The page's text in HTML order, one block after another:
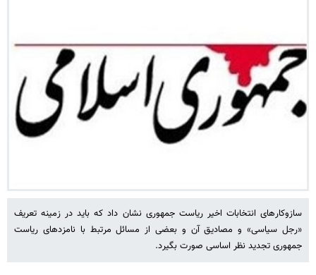
سازوکارهای انتخابات اخیر ریاست‌ جمهوری نشان داد که باید در زمینه تعریف
«رجل سیاسی» و مصادیق آن و بعضی از مسائل مرتبط با نامزدهای ریاست
‌جمهوری تجدید نظر اساسی صورت بگیرد.